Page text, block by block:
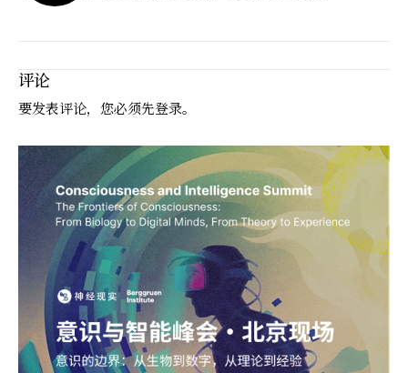
评论
要发表评论，您必须先登录。